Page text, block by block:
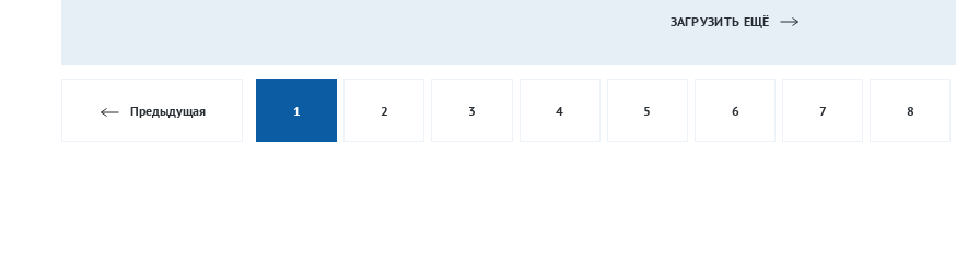
ЗАГРУЗИТЬ ЕЩЁ
Предыдущая 1 2 3 4 5 6 7 8